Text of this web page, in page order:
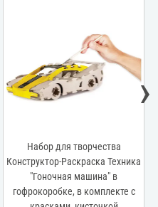
Набор для творчества
Конструктор-Раскраска Техника
"Гоночная машина" в
гофрокоробке, в комплекте с
›